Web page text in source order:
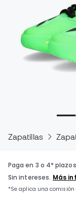
Zapatillas